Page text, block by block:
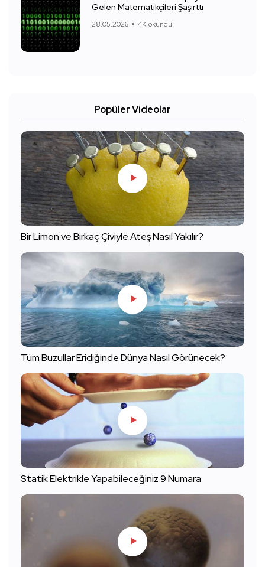
Gelen Matematikçileri Şaşırttı
28.05.2026 4K okundu.
Popüler Videolar
Bir Limon ve Birkaç Çiviyle Ateş Nasıl Yakılır?
Tüm Buzullar Eridiğinde Dünya Nasıl Görünecek?
Statik Elektrikle Yapabileceğiniz 9 Numara